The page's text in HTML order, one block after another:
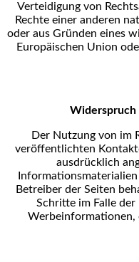
Verteidigung von
Rechte einer anderen
oder aus Gründen eines
Europäischen Union
Widerspruch
Der Nutzung von im
veröffentlichten
ausdrücklich
Betreiber der Seiten
Schritte im Falle
Werbeinformationen,